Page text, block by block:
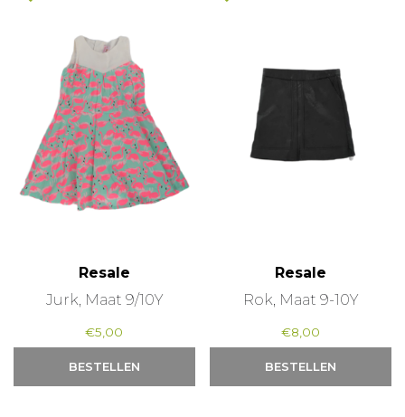
Resale
Jurk, Maat 9/10Y
€5,00
BESTELLEN
Resale
Rok, Maat 9-10Y
€8,00
BESTELLEN